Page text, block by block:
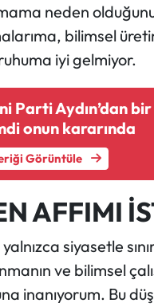
neden
bilimsel
iyi gelmiyor.
Parti Aydın’dan bir
onun kararında
Görüntüle
AFFIMI
siyasetle
ve bilimsel
inanıyorum. Bu